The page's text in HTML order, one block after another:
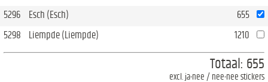
5296
Esch (Esch)
655
5298
Liempde (Liempde) 1210
Totaal: 655
excl. ja-nee / nee-nee stickers